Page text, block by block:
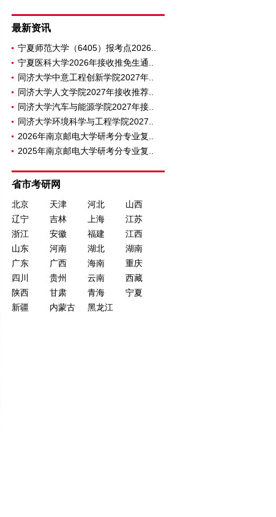
最新资讯
宁夏师范大学（6405）报考点2026..
宁夏医科大学2026年接收推免生通..
同济大学中意工程创新学院2027年..
同济大学人文学院2027年接收推荐..
同济大学汽车与能源学院2027年接..
同济大学环境科学与工程学院2027..
2026年南京邮电大学研考分专业复..
2025年南京邮电大学研考分专业复..
省市考研网
北京 天津 河北
山西
辽宁
吉林 上海
江苏
浙江
安徽 福建
江西
山东
河南 湖北
湖南
广东
广西 海南
重庆
四川
贵州 云南
西藏
陕西
甘肃 青海
宁夏
新疆
内蒙古 黑龙江